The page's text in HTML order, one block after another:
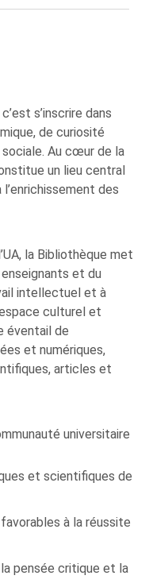
s’inscrire dans
de curiosité
Au cœur de la
un lieu central
des
la Bibliothèque met
et du
intellectuel et à
culturel et
éventail de
et numériques,
articles et
universitaire
et scientifiques de
à la réussite
pensée critique et la